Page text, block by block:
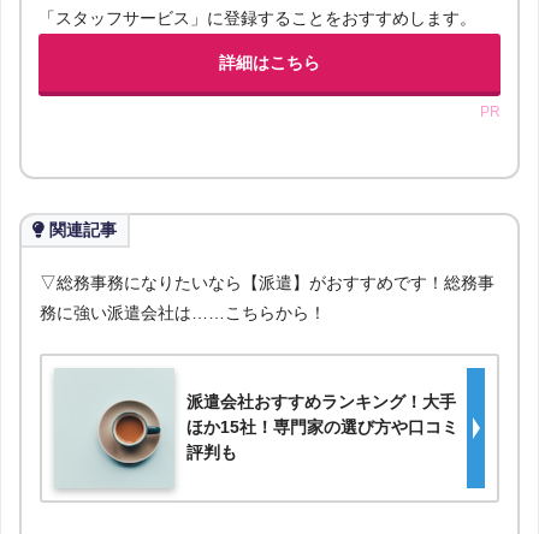
「スタッフサービス」に登録することをおすすめします。
詳細はこちら
PR
関連記事
▽総務事務になりたいなら【派遣】がおすすめです！総務事
務に強い派遣会社は……こちらから！
派遣会社おすすめランキング！大手
ほか15社！専門家の選び方や口コミ
評判も